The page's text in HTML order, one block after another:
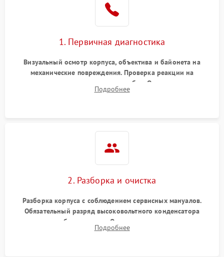
1. Первичная диагностика
Визуальный осмотр корпуса, объектива и байонета на
механические повреждения. Проверка реакции на
включение, считывание кодов ошибок. Оценка состояния
матрицы и затвора, проверка работы автофокуса и
Подробнее
2. Разборка и очистка
Разборка корпуса с соблюдением сервисных мануалов.
Обязательный разряд высоковольтного конденсатора
вспышки для безопасности. Очистка внутренних узлов от
пыли, песка и следов влаги с помощью спецсредств.
Подробнее